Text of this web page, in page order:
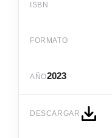
ISBN
FORMATO
AÑO2023
DESCARGAR